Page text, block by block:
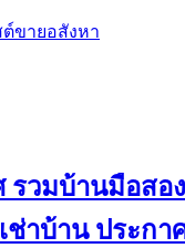
ขายอสังหา
รวมบ้านมือส
าบ้าน ประกา